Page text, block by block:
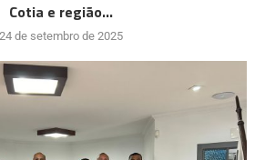
Cotia e região...
24 de setembro de 2025